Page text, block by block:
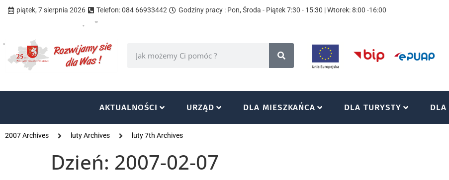
piątek, 7 sierpnia 2026 Telefon: 084 66933442 Godziny pracy : Pon, Środa - Piątek 7:30 - 15:30 | Wtorek: 8:00 -16:00
AKTUALNOŚCI URZĄD DLA MIESZKAŃCA DLA TURYSTY DLA
2007 Archives luty Archives luty 7th Archives
Dzień: 2007-02-07